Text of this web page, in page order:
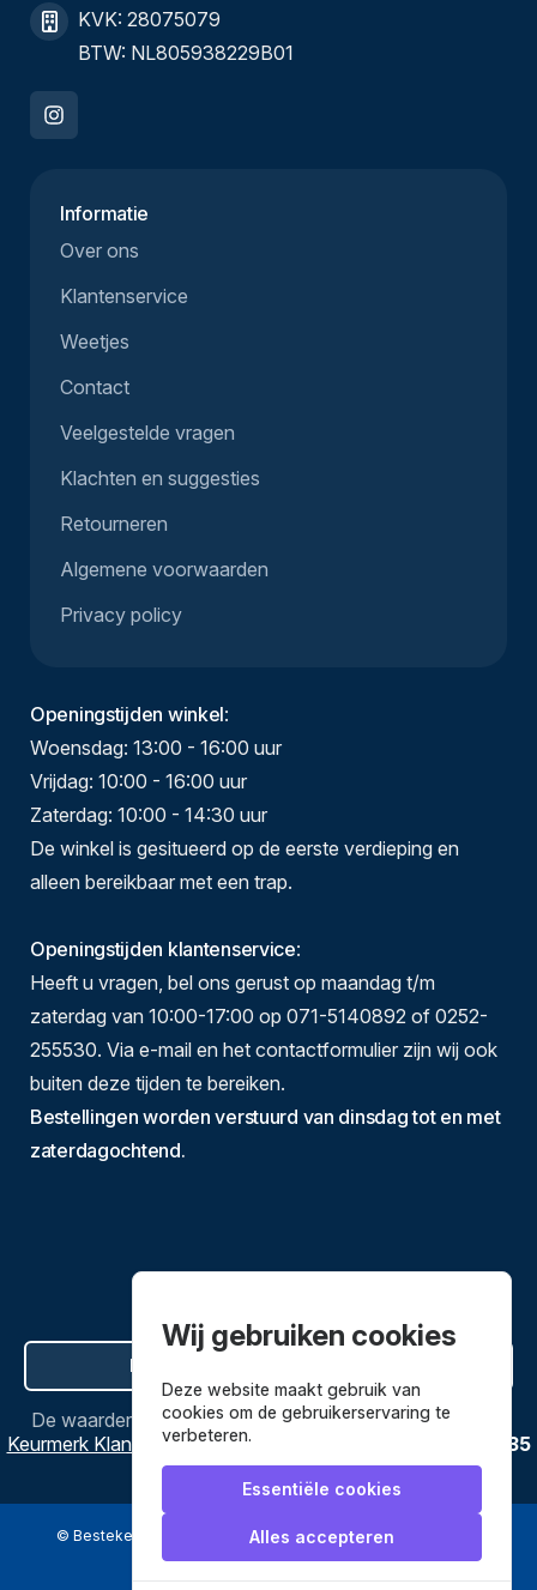
KVK: 28075079
BTW: NL805938229B01
Informatie
Over ons
Klantenservice
Weetjes
Contact
Veelgestelde vragen
Klachten en suggesties
Retourneren
Algemene voorwaarden
Privacy policy
Openingstijden winkel:
Woensdag: 13:00 - 16:00 uur
Vrijdag: 10:00 - 16:00 uur
Zaterdag: 10:00 - 14:30 uur
De winkel is gesitueerd op de eerste verdieping en
alleen bereikbaar met een trap.
Openingstijden klantenservice:
Heeft u vragen, bel ons gerust op maandag t/m
zaterdag van 10:00-17:00 op 071-5140892 of 0252-
255530. Via e-mail en het contactformulier zijn wij ook
buiten deze tijden te bereiken.
Bestellingen worden verstuurd van dinsdag tot en met
zaterdagochtend.
Hier de overeenkomst ontbinden
De waardering vanBestekenpannen.nlbijWebwinkel
Keurmerk Klantbeoordelingen
3635
reviews.
© Bestekenpannen.nl 2026 een webshop van
Wij gebruiken cookies
Deze website maakt gebruik van
cookies om de gebruikerservaring te
verbeteren.
Essentiële cookies
Alles accepteren